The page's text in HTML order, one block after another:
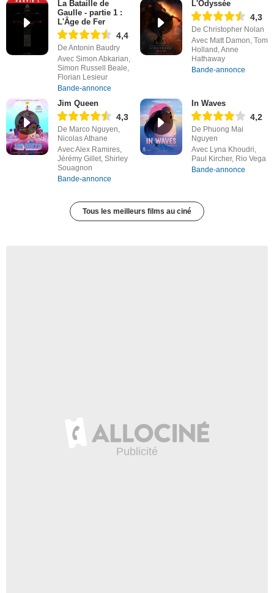
La Bataille de
Gaulle - partie 1 :
L'Âge de Fer
4,4
De Antonin Baudry
Avec Simon Abkarian,
Simon Russell Beale,
Florian Lesieur
Bande-annonce
L'Odyssée
4,3
De Christopher Nolan
Avec Matt Damon, Tom
Holland, Anne
Hathaway
Bande-annonce
Jim Queen
4,3
De Marco Nguyen,
Nicolas Athane
Avec Alex Ramires,
Jérémy Gillet, Shirley
Souagnon
Bande-annonce
In Waves
4,2
De Phuong Mai
Nguyen
Avec Lyna Khoudri,
Paul Kircher, Rio Vega
Bande-annonce
Tous les meilleurs films au ciné